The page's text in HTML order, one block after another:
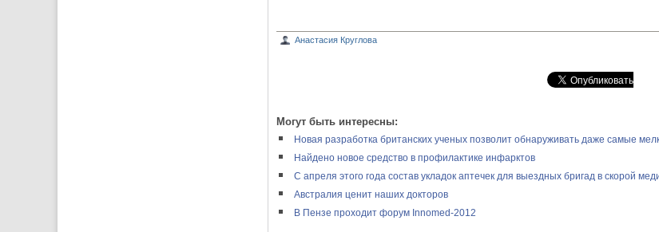
Анастасия Круглова
Могут быть интересны:
Новая разработка британских ученых позволит обнаруживать даже самые
Найдено новое средство в профилактике инфарктов
С апреля этого года состав укладок аптечек для выездных бригад в скорой
Австралия ценит наших докторов
В Пензе проходит форум Innomed-2012